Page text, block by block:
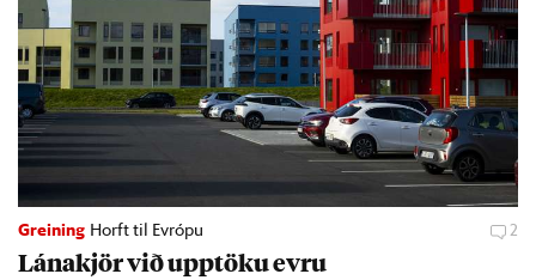
Greining Horft til Evrópu 2
Lána­kjör við upp­töku evru